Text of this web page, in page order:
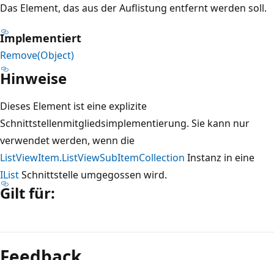
Das Element, das aus der Auflistung entfernt werden soll.
Implementiert
Remove(Object)
Hinweise
Dieses Element ist eine explizite
Schnittstellenmitgliedsimplementierung. Sie kann nur
verwendet werden, wenn die
ListViewItem.ListViewSubItemCollection Instanz in eine
IListSchnittstelle umgegossen wird.
Gilt für:
deaktiviert